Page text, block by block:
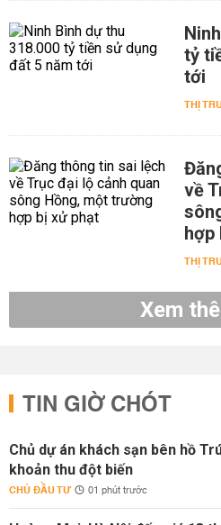
tỷ
tới
THỊ
về
hợp
THỊ
Xem
TIN GIỜ CHÓT
Chủ dự án khách sạn bên hồ
khoản thu đột biến
CHỦ ĐẦU TƯ 01 phút trước